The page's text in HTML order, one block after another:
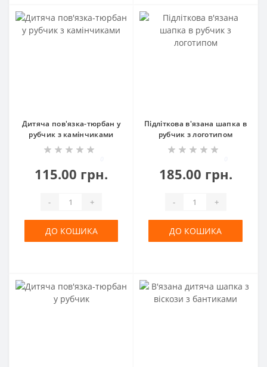
Дитяча пов'язка-тюрбан у
рубчик з камінчиками
115.00 грн.
- +
ДО КОШИКА
Підліткова в'язана шапка в
рубчик з логотипом
185.00 грн.
- +
ДО КОШИКА